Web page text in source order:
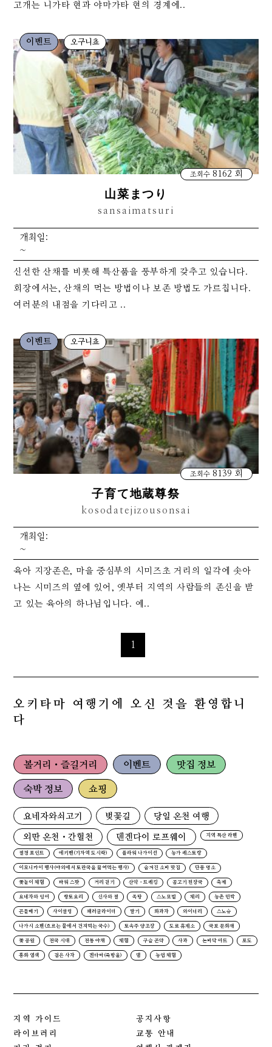
고개는 니가타 현과 야마가타 현의 경계에..
이벤트 오구니쵸
조회수8162 회
山菜まつり
sansaimatsuri
개최일:
~
신선한 산채를 비롯해 특산품을 풍부하게 갖추고 있습니다.
회장에서는, 산채의 먹는 방법이나 보존 방법도 가르칩니다.
여러분의 내점을 기다리고 ..
이벤트 오구니쵸
조회수8139 회
子育て地蔵尊祭
kosodatejizousonsai
개최일:
~
육아 지장존은, 마을 중심부의 시미즈초 거리의 일각에 솟아
나는 시미즈의 옆에 있어, 옛부터 지역의 사람들의 존신을 받
고 있는 육아의 하나님입니다. 예..
1
오키타마 여행기에 오신 것을 환영합니
다
볼거리・즐길거리 이벤트 맛집 정보
숙박 정보 쇼핑
요네자와쇠고기 벚꽃길 당일 온천 여행
외딴 온천・간헐천 덴겐다이 로프웨이 지역 특산 라멘
절경 포인트 에키벤(기차역 도시락) 플라워 나가이선 농가 레스토랑
이모니카이 행사(야외에서 토란국을 끓여먹는 행사) 숨겨진 소바 맛집 단풍 명소
꽃놀이 체험 파워 스팟 거리 걷기 산악・트레킹 곰고기 된장국 축제
요네자와 잉어 향토요리 신사와 절 족탕 스노모빌 체리 농촌 민박
곤들매기 사이클링 패러글라이더 딸기 화과자 와이너리 스노슈
나가시 소멘(흐르는 물에서 건져먹는 국수) 토속주 양조장 도로 휴게소 국보 문화재
꽃 공원 전국 시대 전통 야채 체험 구슬 곤약 사과 논바닥 아트 포도
홍화 염색 검은 사자 겐다마(죽방울) 댐 농업 체험
지역 가이드
라이브러리
공지사항
교통 안내